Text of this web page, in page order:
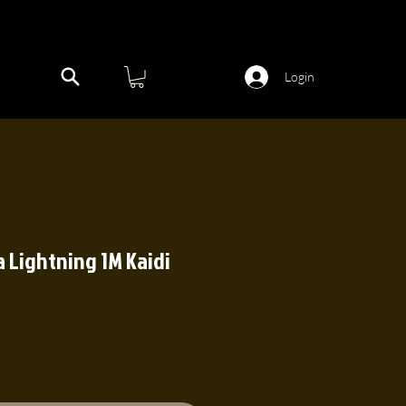
Login
Lightning 1M Kaidi